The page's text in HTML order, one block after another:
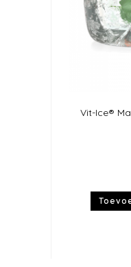
Vit-Ice®